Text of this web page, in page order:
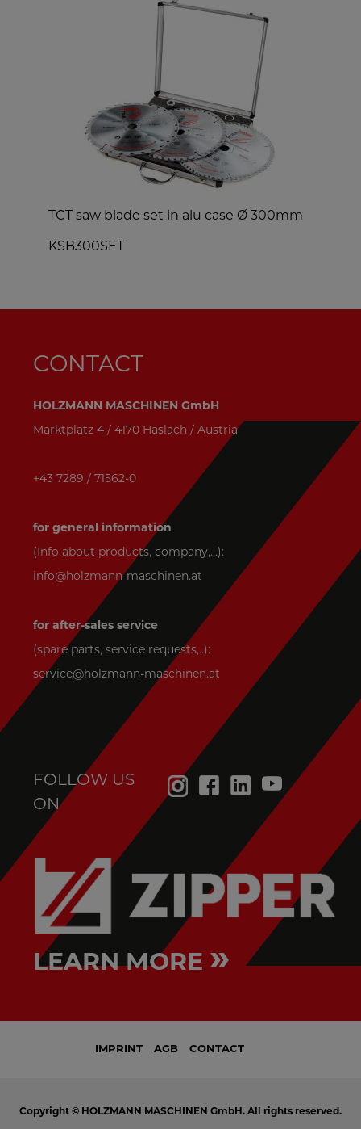
TCT saw blade set in alu case Ø 300mm
KSB300SET
CONTACT
HOLZMANN MASCHINEN GmbH
Marktplatz 4 / 4170 Haslach / Austria
+43 7289 / 71562-0
for general information
(Info about products, company,...):
info@holzmann-maschinen.at
for after-sales service
(spare parts, service requests,..):
service@holzmann-maschinen.at
FOLLOW US
ON
LEARN MORE »
IMPRINT AGB CONTACT
Copyright © HOLZMANN MASCHINEN GmbH. All rights reserved.